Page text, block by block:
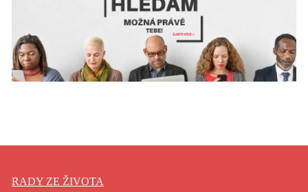
RADY ZE ŽIVOTA